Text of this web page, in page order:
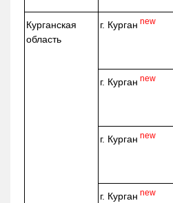
Курганская
область
г. Курган new
г. Курган new
г. Курган new
г. Курган new